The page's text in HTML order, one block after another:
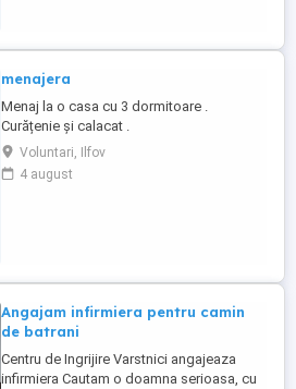
menajera
Menaj la o casa cu 3 dormitoare .
Curățenie și calacat .
Voluntari, Ilfov
4 august
Angajam infirmiera pentru camin
de batrani
Centru de Ingrijire Varstnici angajeaza
infirmiera Cautam o doamna serioasa, cu